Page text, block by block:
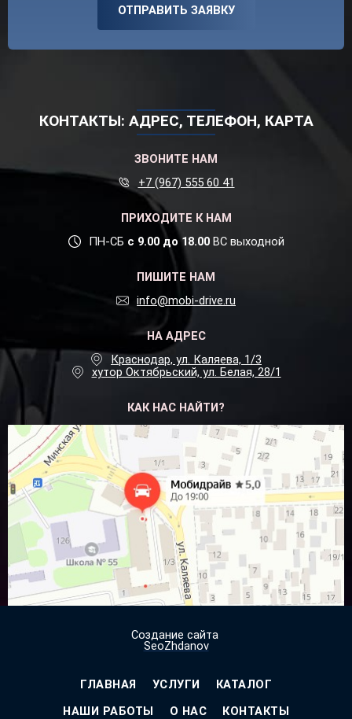
КОНТАКТЫ: АДРЕС, ТЕЛЕФОН, КАРТА
ЗВОНИТЕ НАМ
+7 (967) 555 60 41
ПРИХОДИТЕ К НАМ
ПН-СБ с 9.00 до 18.00 ВС выходной
ПИШИТЕ НАМ
info@mobi-drive.ru
НА АДРЕС
Краснодар, ул. Каляева, 1/3
хутор Октябрьский, ул. Белая, 28/1
КАК НАС НАЙТИ?
Посмотреть наЯндекс.Картах
ОТПРАВИТЬ ЗАЯВКУ
Создание сайта
SeoZhdanov
ГЛАВНАЯ УСЛУГИ
КАТАЛОГ
НАШИ РАБОТЫ
О НАС КОНТАКТЫ